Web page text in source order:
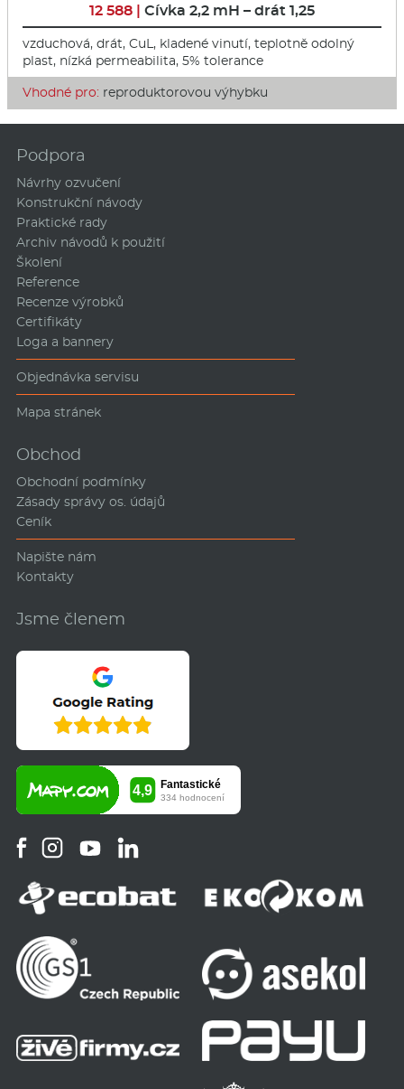
12 588 | Cívka 2,2 mH – drát 1,25
vzduchová, drát, CuL, kladené vinutí, teplotně odolný
plast, nízká permeabilita, 5% tolerance
Vhodné pro: reproduktorovou výhybku
Podpora
Návrhy ozvučení
Konstrukční návody
Praktické rady
Archiv návodů k použití
Školení
Reference
Recenze výrobků
Certifikáty
Loga a bannery
Objednávka servisu
Mapa stránek
Obchod
Obchodní podmínky
Zásady správy os. údajů
Ceník
Napište nám
Kontakty
Jsme členem